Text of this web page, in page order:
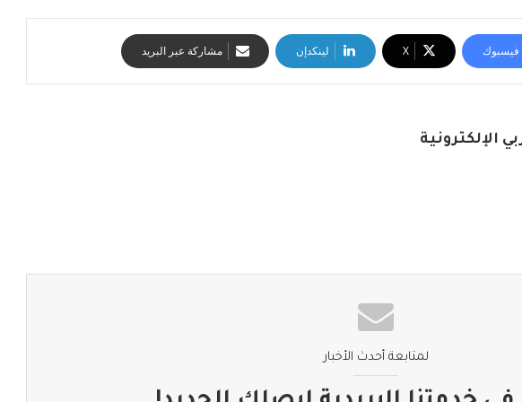
فيسبوك ‫X لينكدإن مشاركة عبر البريد
الإلكترونية
لمتابعة أحدث الأخبار